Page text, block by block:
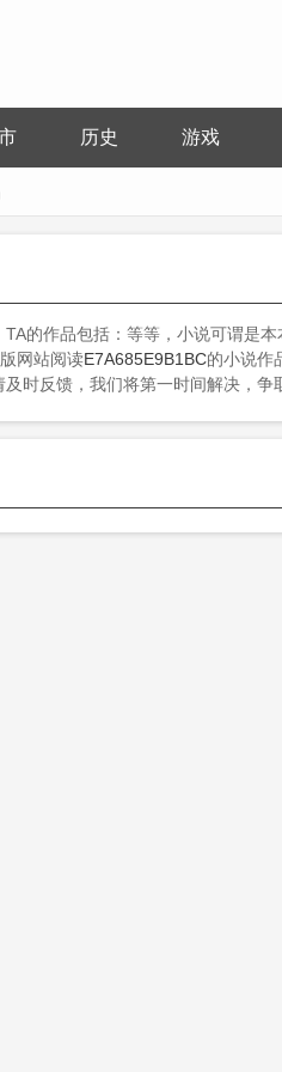
历史 游戏
的作品包括：等等，小说可谓是本
网站阅读E7A685E9B1BC的小说作
时反馈，我们将第一时间解决，争